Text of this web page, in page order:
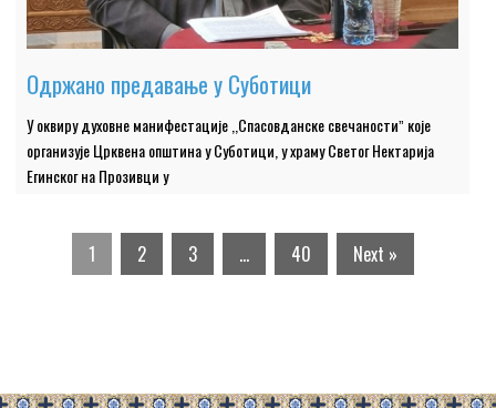
Одржано предавање у Суботици
У оквиру духовне манифестације ,,Спасовданске свечаностиˮ које
организује Црквена општина у Суботици, у храму Светог Нектарија
Егинског на Прозивци у
1 2 3 … 40 Next »